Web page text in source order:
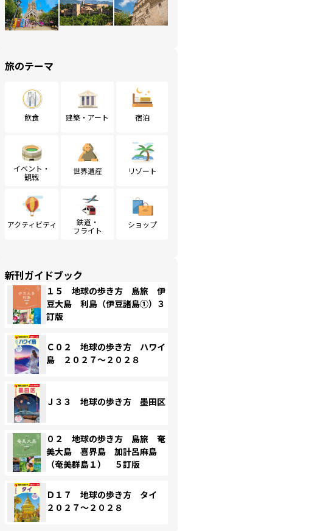
旅のテーマ
飲食 建築・アート 宿泊
イベント・
観戦
世界遺産 リゾート
アクティビティ
鉄道・
フライト
ショップ
新刊ガイドブック
１５ 地球の歩き方 島旅 伊
豆大島 利島（伊豆諸島①）３
訂版
Ｃ０２ 地球の歩き方 ハワイ
島 ２０２７～２０２８
Ｊ３３ 地球の歩き方 墨田区
０２ 地球の歩き方 島旅 奄
美大島 喜界島 加計呂麻島
（奄美群島１） ５訂版
Ｄ１７ 地球の歩き方 タイ
２０２７～２０２８